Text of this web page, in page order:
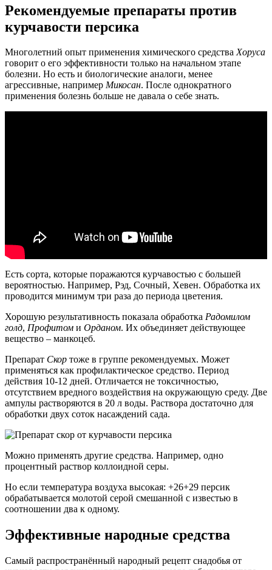
Рекомендуемые препараты против
курчавости персика
Многолетний опыт применения химического средстваХоруса
говорит о его эффективности только на начальном этапе
болезни. Но есть и биологические аналоги, менее
агрессивные, например Микосан. После однократного
применения болезнь больше не давала о себе знать.
Есть сорта, которые поражаются курчавостью с большей
вероятностью. Например, Рэд, Сочный, Хевен. Обработка их
проводится минимум три раза до периода цветения.
Хорошую результативность показала обработка Радомилом
голд, Профитом и Орданом. Их объединяет действующее
вещество – манкоцеб.
Препарат Скор тоже в группе рекомендуемых. Может
применяться как профилактическое средство. Период
действия 10-12 дней. Отличается не токсичностью,
отсутствием вредного воздействия на окружающую среду. Две
ампулы растворяются в 20 л воды. Раствора достаточно для
обработки двух соток насаждений сада.
Можно применять другие средства. Например, одно
процентный раствор коллоидной серы.
Но если температура воздуха высокая: +26+29 персик
обрабатывается молотой серой смешанной с известью в
соотношении два к одному.
Эффективные народные средства
Самый распространённый народный рецепт снадобья от